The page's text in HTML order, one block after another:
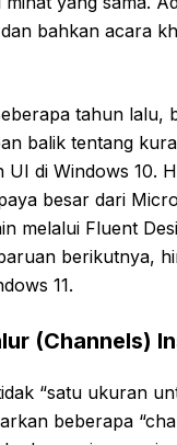
bahkan acara
tahun lalu,
balik tentang
UI di Windows 10.
besar dari
melalui Fluent
berikutnya,
11.
(Channels)
“satu ukuran
beberapa